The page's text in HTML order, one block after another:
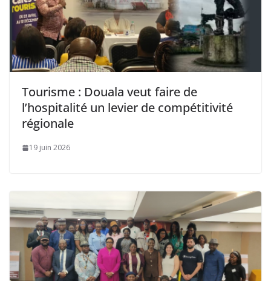
Tourisme : Douala veut faire de
l’hospitalité un levier de compétitivité
régionale
19 juin 2026